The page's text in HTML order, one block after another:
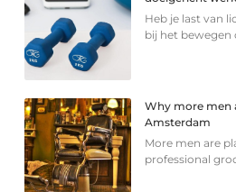
Heb je last van
bij het bewegen
Why more men
Amsterdam
More men are
professional